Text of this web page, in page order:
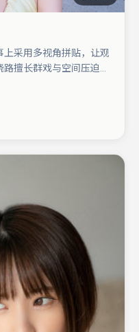
采用多视角拼贴，让观
擅长群戏与空间压迫
节塑造推动谜题层层揭
部作品值得关注。